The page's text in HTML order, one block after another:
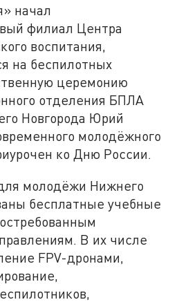
начал
филиал Центра
воспитания,
на беспилотных
церемонию
отделения БПЛА
Новгорода Юрий
молодёжного
ко Дню России.
молодёжи Нижнего
бесплатные учебные
В их числе
FPV-дронами,